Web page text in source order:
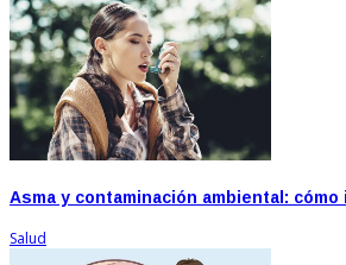
Asma y contaminación ambiental:
Salud